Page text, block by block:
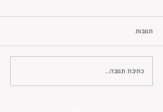
תגובות
כתיבת תגובה...